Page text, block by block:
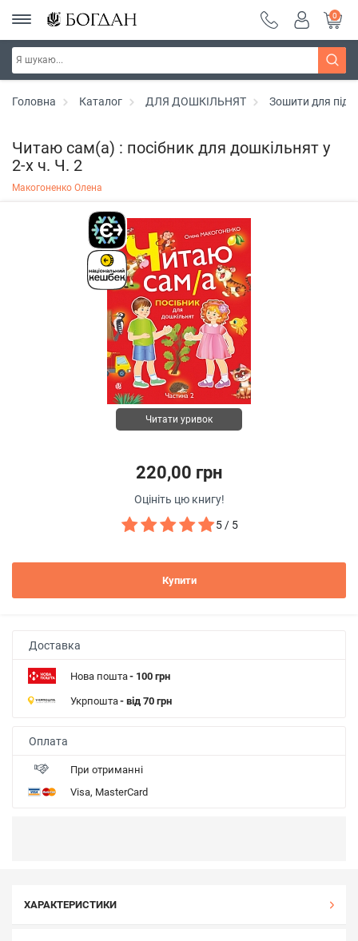
0
Головна Каталог ДЛЯ ДОШКІЛЬНЯТ Зошити для
Читаю сам(а) : посібник для дошкільнят у
2-х ч. Ч. 2
Макогоненко Олена
Читати уривок
220,00 грн
Оцініть цю книгу!
5 / 5
Купити
Доставка
Нова пошта- 100 грн
Укрпошта- від 70 грн
Оплата
При отриманні
Visa, MasterCard
ХАРАКТЕРИСТИКИ